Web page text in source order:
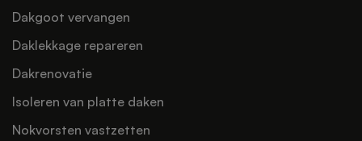
Dakgoot vervangen
Daklekkage repareren
Dakrenovatie
Isoleren van platte daken
Nokvorsten vastzetten